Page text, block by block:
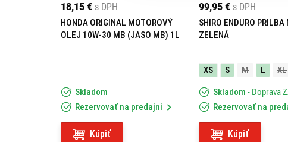
18,15 € s DPH
HONDA ORIGINAL MOTOROVÝ
OLEJ 10W-30 MB (JASO MB) 1L
Skladom
Rezervovať na predajni
Kúpiť
99,95 € s DPH
SHIRO ENDURO
ZELENÁ
XS S M L XL
Skladom - Doprava
Rezervovať na
Kúpiť